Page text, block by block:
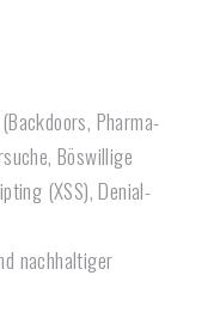
Pharma-
Böswillige
(XSS), Denial-
nachhaltiger